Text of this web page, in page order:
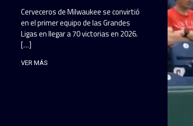
Cerveceros de Milwaukee se convirtió
en el primer equipo de las Grandes
Ligas en llegar a 70 victorias en 2026.
[…]
VER MÁS